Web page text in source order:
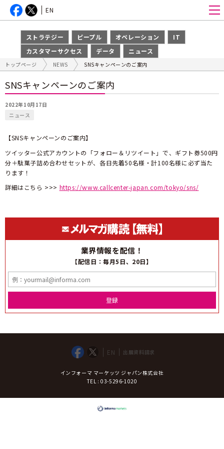
ストラテジー ピープル オペレーション
IT
カスタマーサクセス
データ ニュース
EN
トップページ NEWS SNSキャンペーンのご案内
SNSキャンペーンのご案内
2022年10月17日
ニュース
【SNSキャンペーンのご案内】
ツイッター公式アカウントの「フォロー＆リツイート」で、ギフト券500円
分＋駄菓子詰め合わせセットが、各日先着50名様・計100名様に必ず当た
ります！
詳細はこちら >>> https://www.callcenter-japan.com/tokyo/sns/
業界情報を配信！
【配信日：毎月5日、20日】
登録
EN 出展資料請求
インフォーマ マーケッツ ジャパン株式会社
TEL : 03-5296-1020